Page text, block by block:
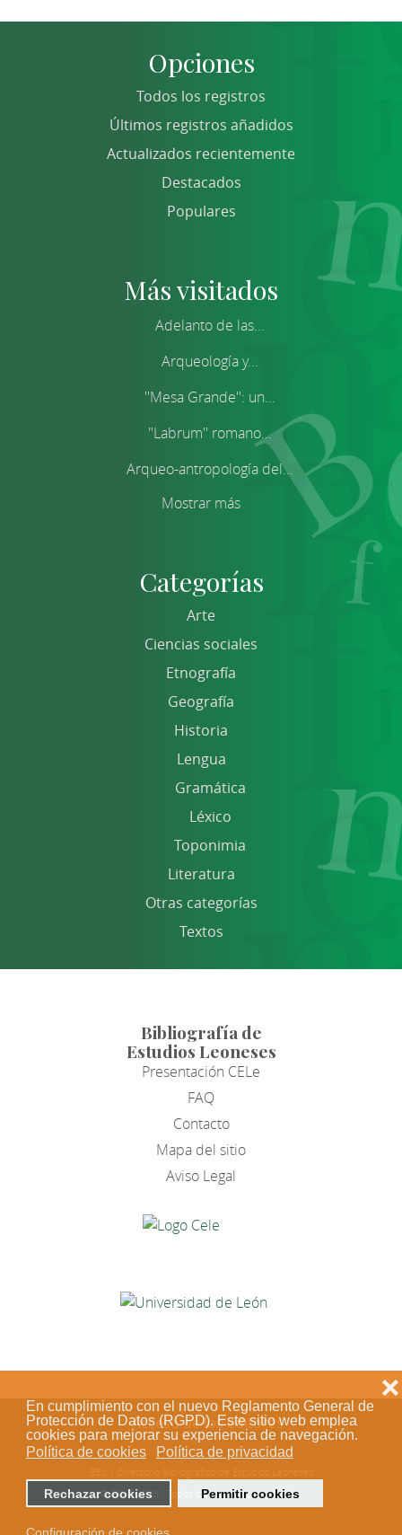
En cumplimiento con el nuevo Reglamento General de
Protección de Datos (RGPD). Este sitio web emplea
cookies para mejorar su experiencia de navegación.
Política de cookies
Política de privacidad
Rechazar cookies Permitir cookies
❌
Opciones
Todos los registros
Últimos registros añadidos
Actualizados recientemente
Destacados
Populares
Más visitados
Adelanto de las...
Arqueología y...
''Mesa Grande'': un...
''Labrum'' romano...
Arqueo-antropología del...
Mostrar más
Categorías
Arte
Ciencias sociales
Etnografía
Geografía
Historia
Lengua
Gramática
Léxico
Toponimia
Literatura
Otras categorías
Textos
Bibliografía de
Estudios Leoneses
Presentación CELe
FAQ
Contacto
Mapa del sitio
Aviso Legal
Acceso de los editores
© 2018-2023 - Todos los derechos reservados